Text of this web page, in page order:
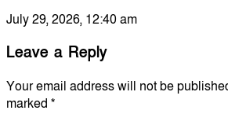
July 29, 2026, 12:40 am
Leave a Reply
Your email address will not be
marked *